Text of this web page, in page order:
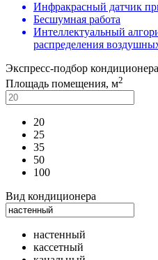
Инфракрасный датчик
Бесшумная работа
Интеллектуальный
распределения
Экспресс-подбор
Площадь помещения, м2
20
25
35
50
100
Вид кондиционера
настенный
кассетный